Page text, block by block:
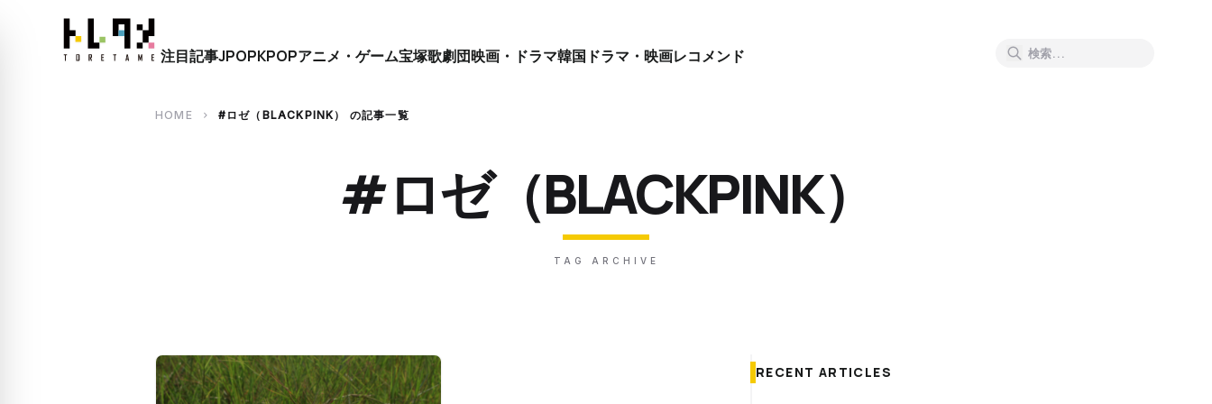
close
注目記事JPOPKPOPアニメ・ゲーム宝塚歌劇団映画・ドラマ韓国ドラマ・映画レコメンド
HOME chevron_right #ロゼ（BLACKPINK） の記事一覧
#ロゼ（BLACKPINK）
TAG ARCHIVE
RECENT ARTICLES